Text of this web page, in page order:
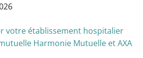
votre établissement hospitalier
Harmonie Mutuelle et AXA